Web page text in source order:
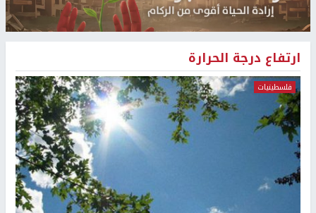
ارتفاع درجة الحرارة
فلسطينيات